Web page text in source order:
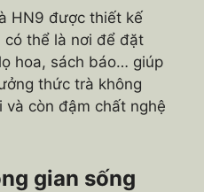
HN9 được thiết kế
thể là nơi để đặt
hoa, sách báo… giúp
thức trà không
và còn đậm chất nghệ
gian sống